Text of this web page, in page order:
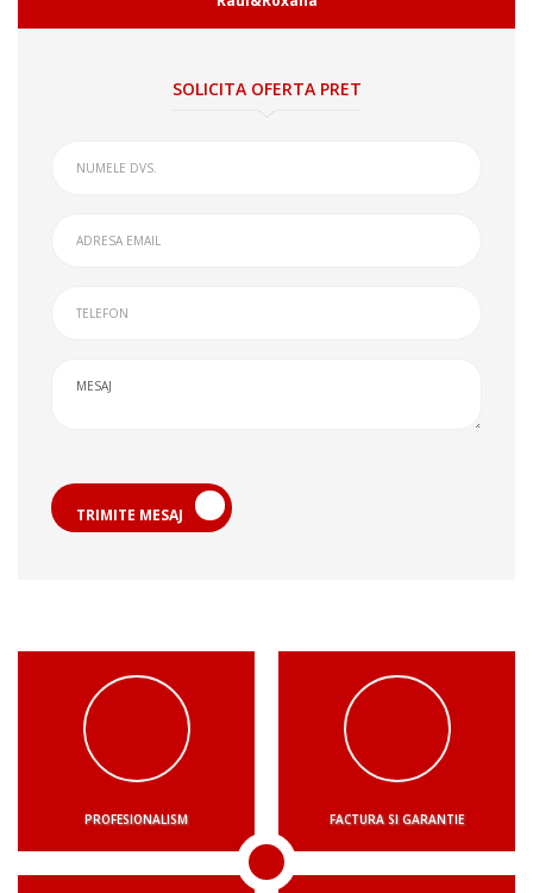
SOLICITA OFERTA PRET
TRIMITE MESAJ
PROFESIONALISM FACTURA SI GARANTIE